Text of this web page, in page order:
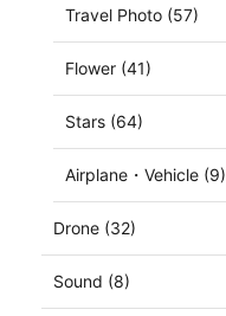
Travel Photo (57)
Flower (41)
Stars (64)
Airplane・Vehicle (9)
Drone (32)
Sound (8)